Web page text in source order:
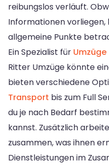
reibungslos verläuft.
Informationen vorliegen,
allgemeine Punkte
Ein Spezialist für Umzüge
Ritter Umzüge könnte
bieten verschiedene
Transport bis zum Full
du je nach Bedarf
kannst. Zusätzlich
zusammen, was ihnen
Dienstleistungen im